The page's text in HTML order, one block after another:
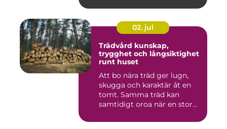
02. jul
Trädvård kunskap,
trygghet och långsiktighet
runt huset
Att bo nära träd ger lugn,
skugga och karaktär åt en
tomt. Samma träd kan
samtidigt oroa när en stor...